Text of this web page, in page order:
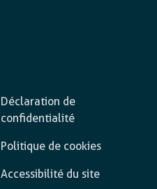
Déclaration de
confidentialité
Politique de cookies
Accessibilité du site